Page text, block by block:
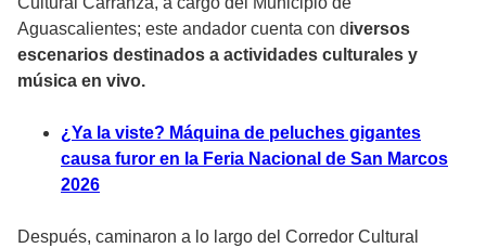
Aguascalientes; este andador cuenta con diversos
escenarios destinados a actividades culturales y
música en vivo.
¿Ya la viste? Máquina de peluches gigantes
causa furor en la Feria Nacional de San Marcos
2026
Después, caminaron a lo largo del Corredor Cultural